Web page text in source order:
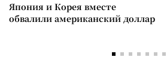
Япония и Корея вместе
обвалили американский доллар